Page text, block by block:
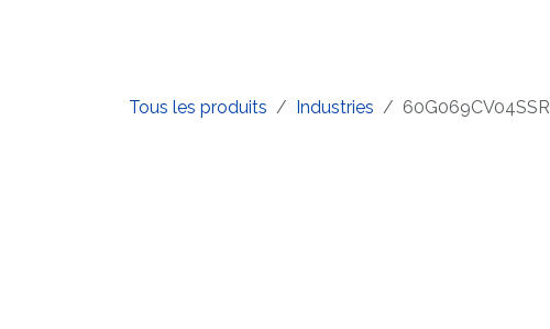
Tous les produits Industries 60G069CV04SSR